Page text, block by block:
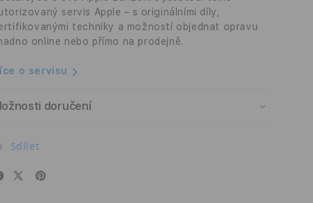
šedý
šedý
servis Apple – s originálními díly,
techniky a možností objednat opravu
online nebo přímo na prodejně.
o servisu
doručení
Sdílet